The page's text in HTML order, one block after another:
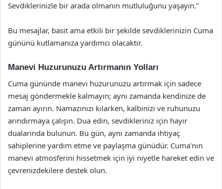
Sevdiklerinizle bir arada olmanın mutluluğunu yaşayın.”
Bu mesajlar, basit ama etkili bir şekilde sevdiklerinizin Cuma
gününü kutlamanıza yardımcı olacaktır.
Manevi Huzurunuzu Artırmanın Yolları
Cuma gününde manevi huzurunuzu artırmak için sadece
mesaj göndermekle kalmayın; aynı zamanda kendinize de
zaman ayırın. Namazınızı kılarken, kalbinizi ve ruhunuzu
arındırmaya çalışın. Dua edin, sevdikleriniz için hayır
dualarında bulunun. Bu gün, aynı zamanda ihtiyaç
sahiplerine yardım etme ve paylaşma günüdür. Cuma’nın
manevi atmosferini hissetmek için iyi niyetle hareket edin ve
çevrenizdekilere destek olun.